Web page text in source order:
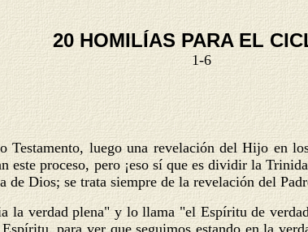
20 HOMILÍAS PARA EL
1-6
Testamento, luego una revelación del Hijo en
proceso, pero ¡eso sí que es dividir la
de Dios; se trata siempre de la revelación del
la verdad plena" y lo llama "el Espíritu de
para ver que seguimos estando en la